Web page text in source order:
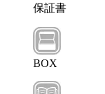
保証書
BOX